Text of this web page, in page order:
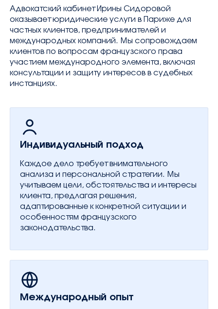
FR EN RU
Адвокатский кабинет Ирины Сидоровой
оказывает юридические услуги в Париже для
частных клиентов, предпринимателей и
международных компаний. Мы сопровождаем
клиентов по вопросам французского права
участием международного элемента, включая
консультации и защиту интересов в судебных
инстанциях.
Индивидуальный подход
Каждое дело требует внимательного
анализа и персональной стратегии. Мы
учитываем цели, обстоятельства и интересы
клиента, предлагая решения,
адаптированные к конкретной ситуации и
особенностям французского
законодательства.
Международный опыт